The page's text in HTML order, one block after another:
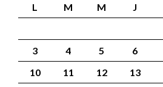
L M M J
3
4 5 6
10
11 12 13